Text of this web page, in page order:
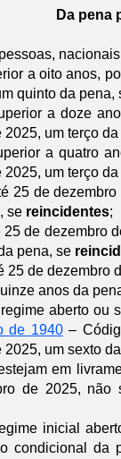
Da pena
a oito anos,
quinto da pena,
a doze
2025, um terço
a quatro
2025, um terço
25 de
se reincidentes;
de dezembro
pena, se
de dezembro
anos da
aberto
de 1940–
2025, um sexto
em
de 2025,
inicial
condicional